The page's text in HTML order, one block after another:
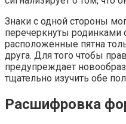
Знаки с одной стороны
перечеркнуты родинками
расположенные пятна
друга. Для того чтобы
предупреждает
тщательно изучить обе
Расшифровка